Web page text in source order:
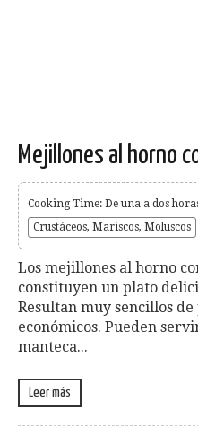
Mejillones al horno
Cooking Time: De una a dos
Crustáceos, Mariscos, Moluscos
Los mejillones al horno
constituyen un plato
Resultan muy sencillos
económicos. Pueden
manteca...
Leer más